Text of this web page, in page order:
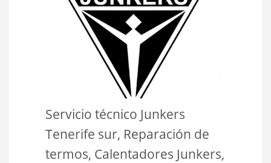
Servicio técnico Junkers
Tenerife sur, Reparación de
termos, Calentadores Junkers,